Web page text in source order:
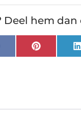
Deel hem dan
Pinterest